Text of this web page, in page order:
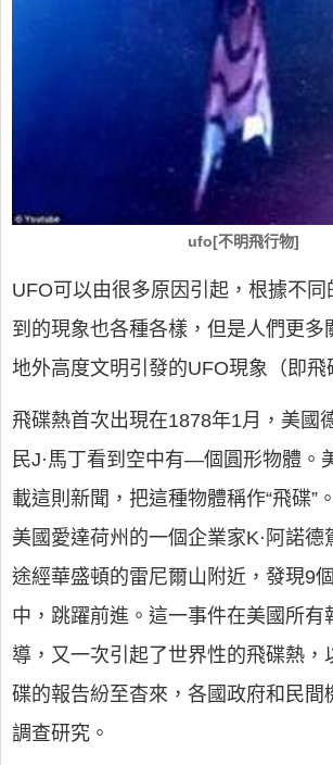
ufo[不明飛行物]
UFO可以由很多原因引起，根據不同
到的現象也各種各樣，但是人們更多
地外高度文明引發的UFO現象（即飛
飛碟熱首次出現在1878年1月，美國
民J·馬丁看到空中有—個圓形物體。
載這則新聞，把這種物體稱作“飛碟”
美國愛達荷州的一個企業家K·阿諾德
途經華盛頓的雷尼爾山附近，發現9
中，跳躍前進。這一事件在美國所有
導，又一次引起了世界性的飛碟熱，
碟的報告紛至杳來，各國政府和民間
調查研究。